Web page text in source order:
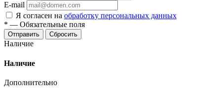
E-mail
Я согласен на обработку персональных данных
* — Обязательные поля
Сбросить
Наличие
Наличие
Дополнительно